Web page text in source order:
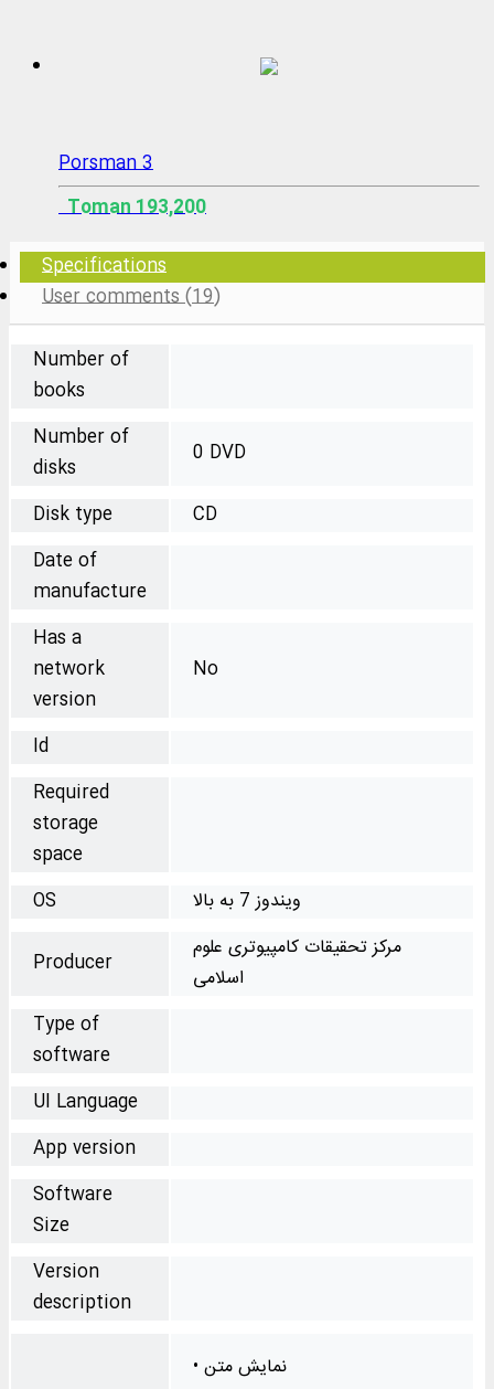
Porsman 3
193,200 Toman
Specifications
User comments (19)
Number of
books
Number of
disks
0 DVD
Disk type
CD
Date of
manufacture
Has a
network
version
No
Id
Required
storage
space
OS
ویندوز 7 به بالا
Producer
مرکز تحقیقات کامپیوتری علوم
اسلامی
Type of
software
UI Language
App version
Software
Size
Version
description
• نمایش متن